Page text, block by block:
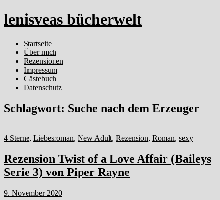
lenisveas bücherwelt
Startseite
Über mich
Rezensionen
Impressum
Gästebuch
Datenschutz
Schlagwort: Suche nach dem Erzeuger
4 Sterne, Liebesroman, New Adult, Rezension, Roman, sexy
Rezension Twist of a Love Affair (Baileys
Serie 3) von Piper Rayne
9. November 2020